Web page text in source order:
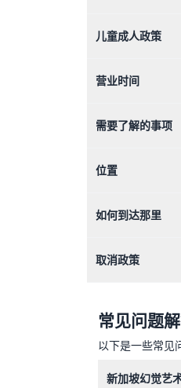
儿童成人政策
营业时间
需要了解的事项
位置
如何到达那里
取消政策
常见问题
以下是一些常见
新加坡幻觉艺